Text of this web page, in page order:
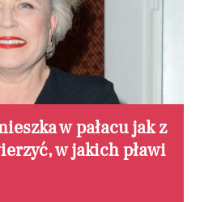
w pałacu jak z
w jakich pławi